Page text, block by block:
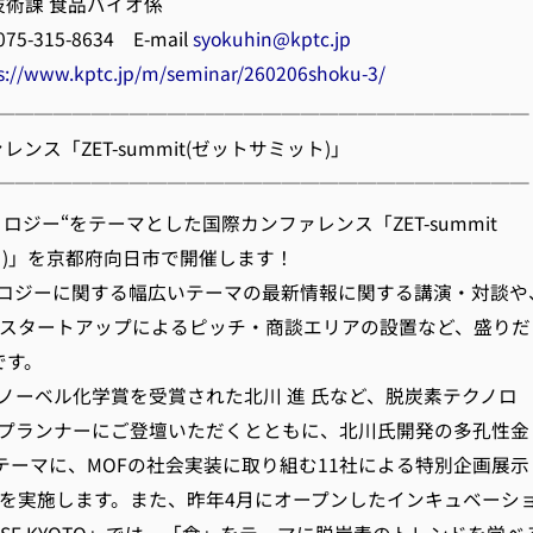
8634 E-mailsyokuhin@kptc.jp
www.kptc.jp/m/seminar/260206shoku-3/
ンス「ZET-summit(ゼットサミット)」
ジー“をテーマとした国際カンファレンス「ZET-summit
を京都府向日市で開催します！
ーに関する幅広いテーマの最新情報に関する講演・対談や
タートアップによるピッチ・商談エリアの設置など、盛りだ
。
ベル化学賞を受賞された北川 進 氏など、脱炭素テクノロ
ランナーにご登壇いただくとともに、北川氏開発の多孔性金
ーマに、MOFの社会実装に取り組む11社による特別企画展示
実施します。また、昨年4月にオープンしたインキュベーシ